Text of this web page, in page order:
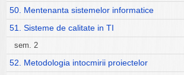
50. Mentenanta sistemelor informatice
51. Sisteme de calitate in TI
sem. 2
52. Metodologia intocmirii proiectelor